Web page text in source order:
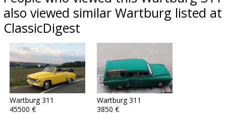
also viewed similar Wartburg listed at
ClassicDigest
Wartburg 311
45500 €
Wartburg 311
3850 €